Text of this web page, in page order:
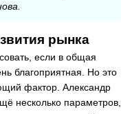
рынка
если в общая
благоприятная. Но это
фактор. Александр
несколько параметров,